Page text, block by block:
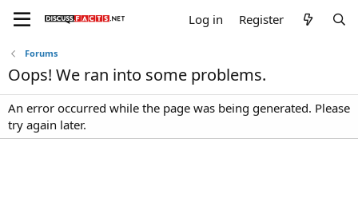
Log in Register
Forums
Oops! We ran into some problems.
An error occurred while the page was being generated. Please
try again later.